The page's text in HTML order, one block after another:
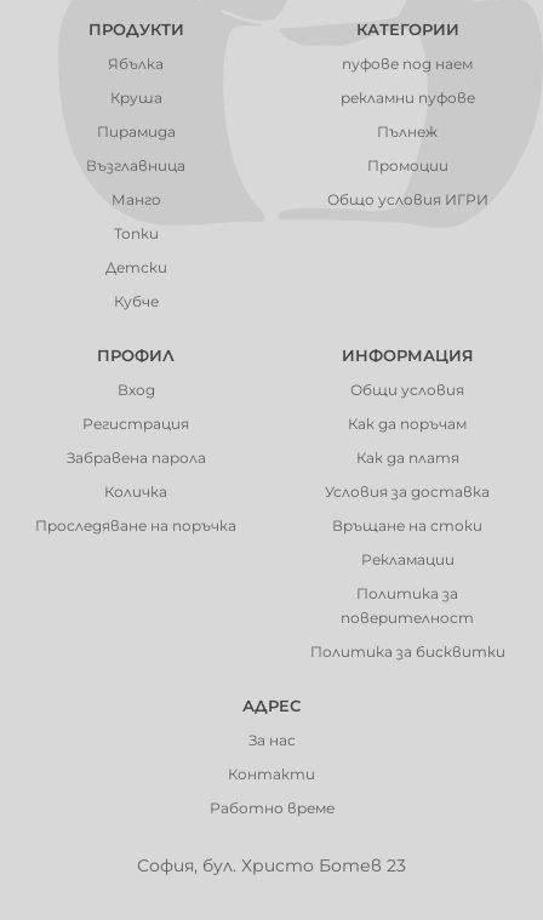
ПРОДУКТИ
Ябълка
Круша
Пирамида
Възглавница
Манго
Топки
Детски
Кубче
КАТЕГОРИИ
пуфове под наем
рекламни пуфове
Пълнеж
Промоции
Общо условия ИГРИ
ПРОФИЛ
Вход
Регистрация
Забравена парола
Количка
Проследяване на поръчка
ИНФОРМАЦИЯ
Общи условия
Как да поръчам
Как да платя
Условия за доставка
Връщане на стоки
Рекламации
Политика за
поверителност
Политика за бисквитки
АДРЕС
За нас
Контакти
Работно време
София, бул. Христо Ботев 23